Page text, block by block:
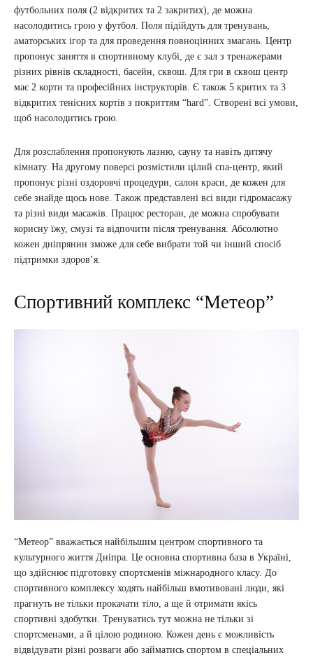
футбольних поля (2 відкритих та 2 закритих), де можна
насолодитись грою у футбол. Поля підійдуть для тренувань,
аматорських ігор та для проведення повноцінних змагань. Центр
пропонує заняття в спортивному клубі, де є зал з тренажерами
різних рівнів складності, басейн, сквош. Для гри в сквош центр
має 2 корти та професійних інструкторів. Є також 5 критих та 3
відкритих тенісних кортів з покриттям “hard”. Створені всі умови,
щоб насолодитись грою.
Для розслаблення пропонують лазню, сауну та навіть дитячу
кімнату. На другому поверсі розмістили цілий спа-центр, який
пропонує різні оздоровчі процедури, салон краси, де кожен для
себе знайде щось нове. Також представлені всі види гідромасажу
та різні види масажів. Працює ресторан, де можна спробувати
корисну їжу, смузі та відпочити після тренування. Абсолютно
кожен дніпрянин зможе для себе вибрати той чи інший спосіб
підтримки здоров’я.
Спортивний комплекс “Метеор”
“Метеор” вважається найбільшим центром спортивного та
культурного життя Дніпра. Це основна спортивна база в Україні,
що здійснює підготовку спортсменів міжнародного класу. До
спортивного комплексу ходять найбільш вмотивовані люди, які
прагнуть не тільки прокачати тіло, а ще й отримати якісь
спортивні здобутки. Тренуватись тут можна не тільки зі
спортсменами, а й цілою родиною. Кожен день є можливість
відвідувати різні розваги або займатись спортом в спеціальних